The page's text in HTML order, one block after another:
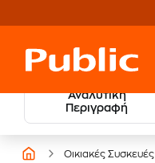
Αναλυτική
Περιγραφή
Οικιακές Συσκευές